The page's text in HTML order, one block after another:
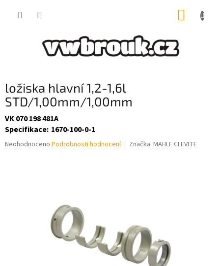
ložiska hlavní 1,2-1,6l
STD/1,00mm/1,00mm
VK 070 198 481A
Specifikace: 1670-100-0-1
Průměrné
Neohodnoceno Podrobnosti hodnocení Značka: MAHLE CLEVITE